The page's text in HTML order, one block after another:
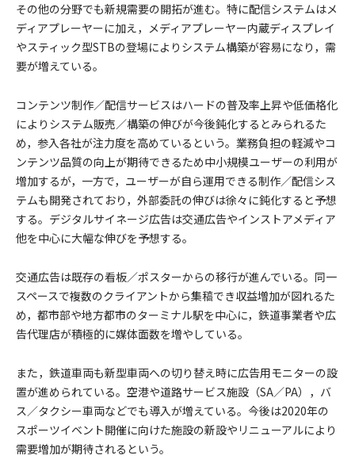
その他の分野でも新規需要の開拓が進む。特に配信システムはメ
ディアプレーヤーに加え，メディアプレーヤー内蔵ディスプレイ
やスティック型STBの登場によりシステム構築が容易になり，需
要が増えている。
コンテンツ制作／配信サービスはハードの普及率上昇や低価格化
によりシステム販売／構築の伸びが今後鈍化するとみられるた
め，参入各社が注力度を高めているという。業務負担の軽減やコ
ンテンツ品質の向上が期待できるため中小規模ユーザーの利用が
増加するが，一方で，ユーザーが自ら運用できる制作／配信シス
テムも開発されており，外部委託の伸びは徐々に鈍化すると予想
する。デジタルサイネージ広告は交通広告やインストアメディア
他を中心に大幅な伸びを予想する。
交通広告は既存の看板／ポスターからの移行が進んでいる。同一
スペースで複数のクライアントから集稿でき収益増加が図れるた
め，都市部や地方都市のターミナル駅を中心に，鉄道事業者や広
告代理店が積極的に媒体面数を増やしている。
また，鉄道車両も新型車両への切り替え時に広告用モニターの設
置が進められている。空港や道路サービス施設（SA／PA），バ
ス／タクシー車両などでも導入が増えている。今後は2020年の
スポーツイベント開催に向けた施設の新設やリニューアルにより
需要増加が期待されるという。